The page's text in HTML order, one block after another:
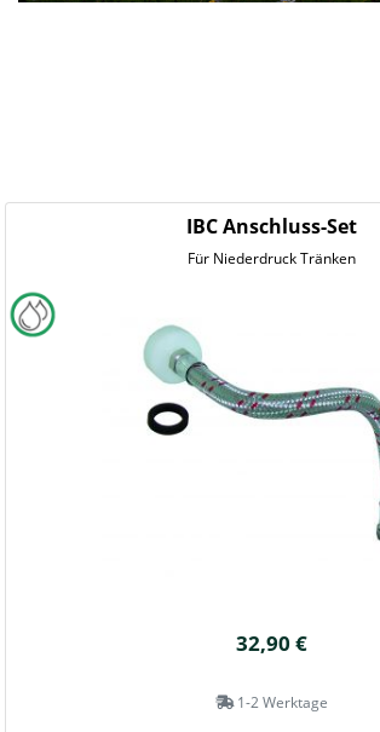
IBC Anschluss-Set
Für Niederdruck Tränken
32,90 €
1-2 Werktage